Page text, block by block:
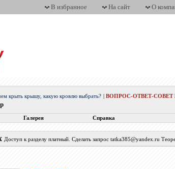
В избранное На сайт О
крыть крышу, какую кровлю выбрать? |ВОПРОС-ОТВЕТ-
Галерея Справка
Доступ к разделу платный. Сделать запрос tatka385@yandex.ru